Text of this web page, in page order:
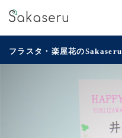
フラスタ・楽屋花のSakaseru